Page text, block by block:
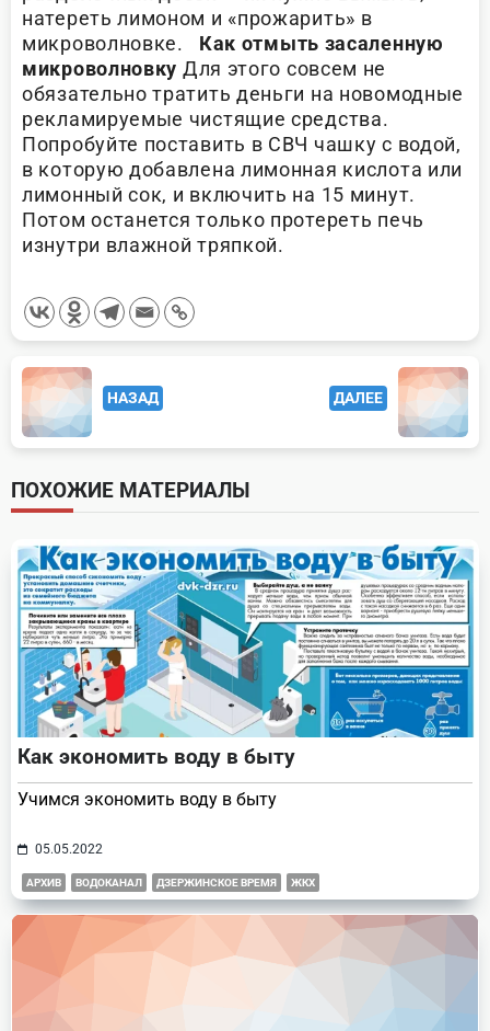
натереть лимоном и «прожарить» в
микроволновке.
Как отмыть засаленную
микроволновку Для этого совсем не
обязательно тратить деньги на новомодные
рекламируемые чистящие средства.
Попробуйте поставить в СВЧ чашку с водой,
в которую добавлена лимонная кислота или
лимонный сок, и включить на 15 минут.
Потом останется только протереть печь
изнутри влажной тряпкой.
<span
class="nav-
subtitle
screen-
reader-
text">Page</span>
НАЗАД ДАЛЕЕ
ПОХОЖИЕ МАТЕРИАЛЫ
Как экономить воду в быту
Учимся экономить воду в быту
05.05.2022
АРХИВ ВОДОКАНАЛ ДЗЕРЖИНСКОЕ ВРЕМЯ ЖКХ